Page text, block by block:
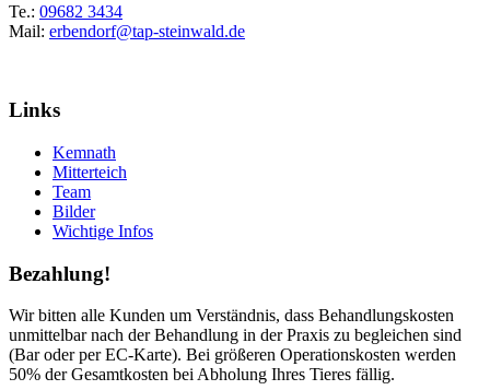
Te.: 09682 3434
Mail: erbendorf@tap-steinwald.de
Links
Kemnath
Mitterteich
Team
Bilder
Wichtige Infos
Bezahlung!
Wir bitten alle Kunden um Verständnis, dass Behandlungskosten
unmittelbar nach der Behandlung in der Praxis zu begleichen sind
(Bar oder per EC-Karte). Bei größeren Operationskosten werden
50% der Gesamtkosten bei Abholung Ihres Tieres fällig.